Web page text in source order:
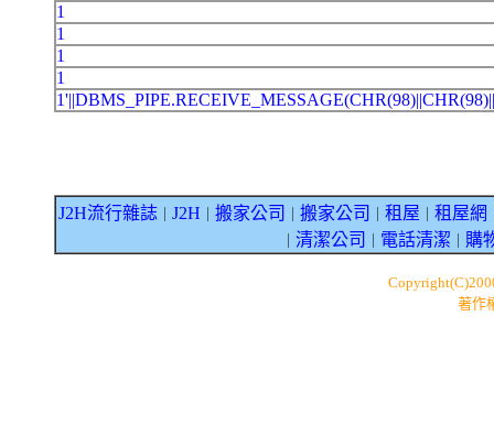
1
1
1
1
J2H流行雜誌 J2H 搬家公司 搬家公司 租屋 租屋網
清潔公司 電話清潔 購
著作